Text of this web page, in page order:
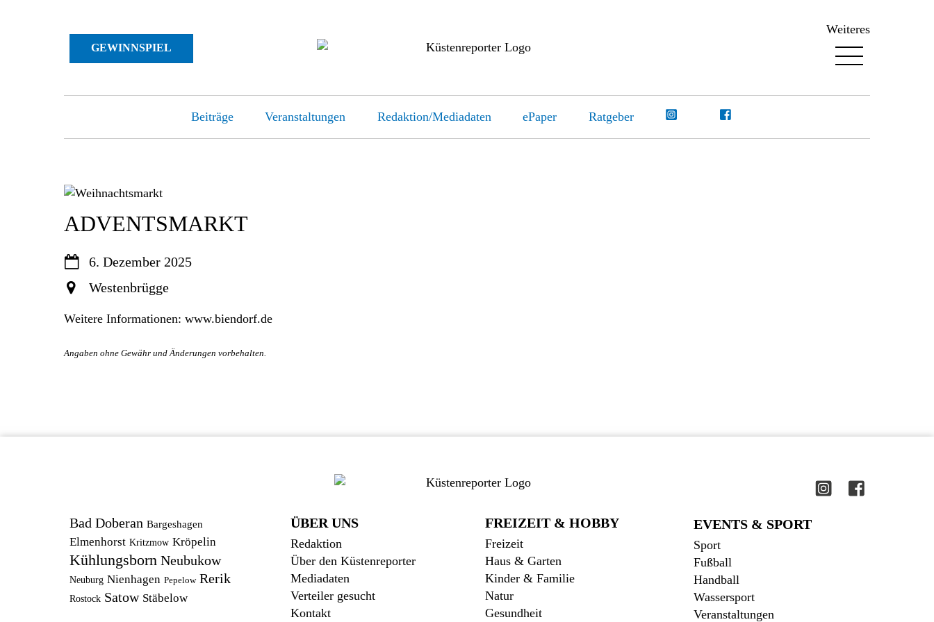
GEWINNSPIEL
Weiteres
Menu
Beiträge Veranstaltungen Redaktion/Mediadaten ePaper Ratgeber
ADVENTSMARKT
6. Dezember 2025
Westenbrügge
Weitere Informationen: www.biendorf.de
Bad Doberan Bargeshagen
Elmenhorst Kritzmow Kröpelin
Kühlungsborn Neubukow
Neuburg Nienhagen Pepelow Rerik
Rostock Satow Stäbelow
ÜBER UNS
Redaktion
Über den Küstenreporter
Mediadaten
Verteiler gesucht
Kontakt
FREIZEIT & HOBBY
Freizeit
Haus & Garten
Kinder & Familie
Natur
Gesundheit
EVENTS & SPORT
Sport
Fußball
Handball
Wassersport
Veranstaltungen